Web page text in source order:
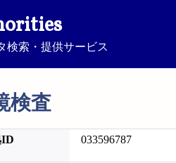
検索・提供サービス
検査
ID 033596787